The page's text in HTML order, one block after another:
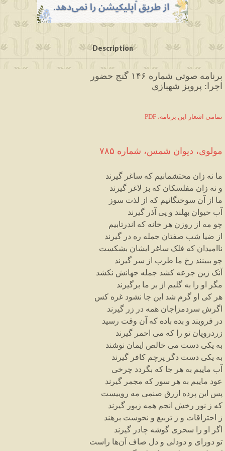
Description
برنامه صوتی شماره ۱۴۶ گنج حضور
اجرا: پرویز شهبازی
PDF ،تمامی اشعار این برنامه
مولوی، دیوان شمس، شماره ۷۸۵
ما نه زان محتشمانیم که ساغر گیرند
و نه زان مفلسکان که بز لاغر گیرند
ما از آن سوختگانیم که از لذت سوز
آب حیوان بهلند و پی آذر گیرند
چو مه از روزن هر خانه که اندرتابیم
از ضیا شب صفتان جمله ره در گیرند
ناامیدان که فلک ساغر ایشان بشکست
چو ببینند رخ ما طرب از سر گیرند
آنک زین جرعه کشد جمله جهانش نکشد
مگر
او را به گلیم از بر ما برگیرند
هر کی او گرم شد این جا نشود غره کس
اگرش سردمزاجان همه در زر گیرند
در فروبند و بده باده که آن وقت رسید
زردرویان تو را که می احمر گیرند
به یکی دست می خالص ایمان نوشند
به یکی دست دگر پرچم کافر گیرند
آب ماییم به هر جا که بگردد چرخی
عود ماییم به هر سور که مجمر گیرند
پس این پرده ازرق صنمی مه روییست
که ز نور رخش انجم همه زیور گیرند
ز
احتراقات و ز تربیع و نحوست برهند
اگر
او را سحری گوشه چادر گیرند
تو دورای و دودلی و دل صاف آنها راست